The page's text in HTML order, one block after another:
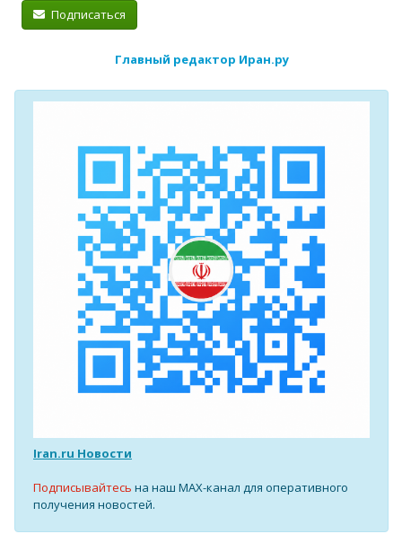
Подписаться
Главный редактор Иран.ру
Iran.ru Новости
Подписывайтесь на наш MAX-канал для оперативного
получения новостей.